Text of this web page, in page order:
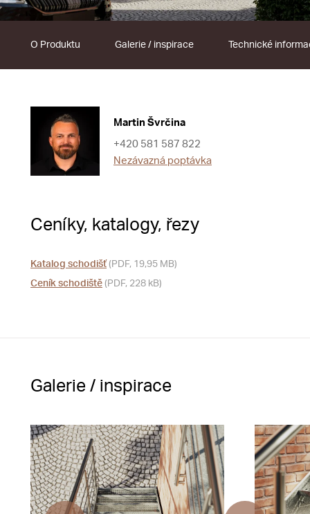
O Produktu Galerie / inspirace Technické
Martin Švrčina
+420 581 587 822
Nezávazná poptávka
Ceníky, katalogy, řezy
Katalog schodišť (PDF, 19,95 MB)
Ceník schodiště (PDF, 228 kB)
Galerie / inspirace